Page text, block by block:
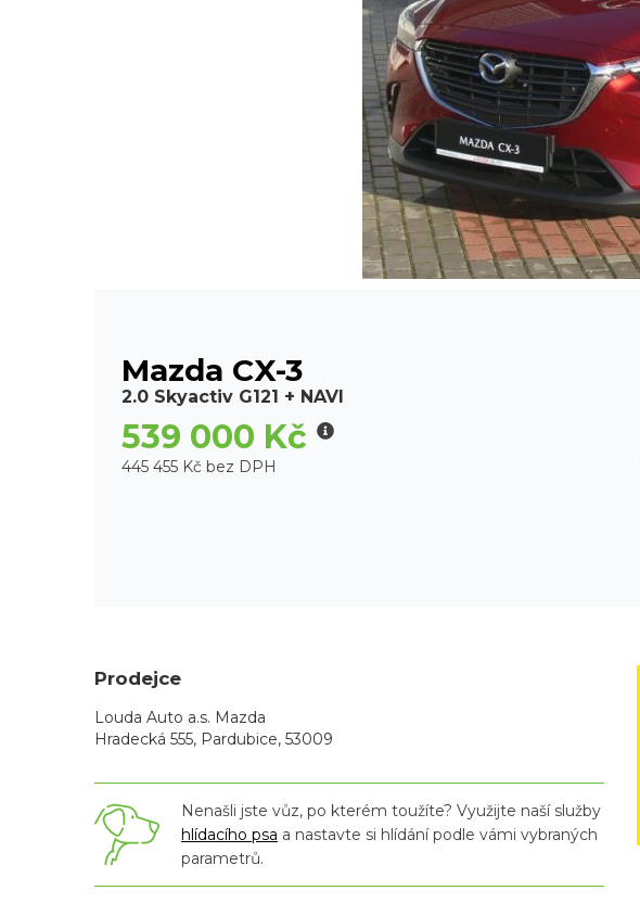
Mazda CX-3
2.0 Skyactiv G121 + NAVI
539 000 Kč
445 455 Kč bez DPH
Prodejce
Louda Auto a.s. Mazda
Hradecká 555, Pardubice, 53009
Nenašli jste vůz, po kterém toužíte? Využijte naší služby
hlídacího psa a nastavte si hlídání podle vámi vybraných
parametrů.